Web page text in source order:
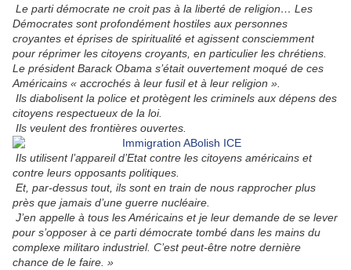
Le parti démocrate ne croit pas à la liberté de religion… Les
Démocrates sont profondément hostiles aux personnes
croyantes et éprises de spiritualité et agissent consciemment
pour réprimer les citoyens croyants, en particulier les chrétiens.
Le président Barack Obama s’était ouvertement moqué de ces
Américains « accrochés à leur fusil et à leur religion ».
Ils diabolisent la police et protègent les criminels aux dépens des
citoyens respectueux de la loi.
Ils veulent des frontières ouvertes.
Ils utilisent l’appareil d’Etat contre les citoyens américains et
contre leurs opposants politiques.
Et, par-dessus tout, ils sont en train de nous rapprocher plus
près que jamais d’une guerre nucléaire.
J’en appelle à tous les Américains et je leur demande de se lever
pour s’opposer à ce parti démocrate tombé dans les mains du
complexe militaro industriel. C’est peut-être notre dernière
chance de le faire. »